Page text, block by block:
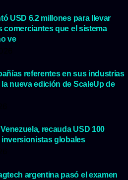
USD 6.2 millones para llevar
comerciantes que el sistema
ve
referentes en sus industrias
nueva edición de ScaleUp de
recauda USD 100
inversionistas globales
argentina pasó el examen